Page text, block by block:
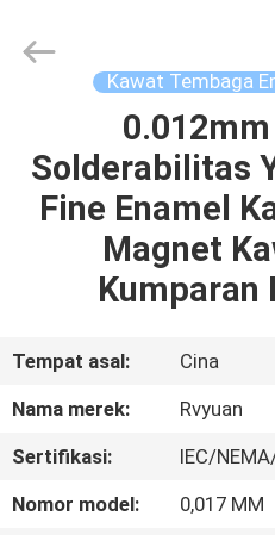
PRODUK
TENTANG
KITA
WISATA
PABRIK
Material
Co,.Ltd.
Kawat Tembaga
Solderabilitas
Fine Enamel
Magnet
Kumparan
Tempat asal:
Cina
Nama merek:
Rvyuan
Sertifikasi:
IEC/
Nomor model:
0,017 MM